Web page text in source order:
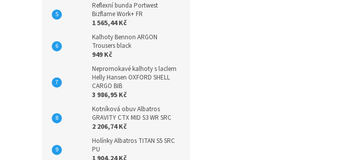
Reflexní bunda Portwest
Bizflame Work+ FR
1 565,44 Kč
Kalhoty Bennon ARGON
Trousers black
949 Kč
Nepromokavé kalhoty s laclem
Helly Hansen OXFORD SHELL
CARGO BIB
3 986,95 Kč
Kotníková obuv Albatros
GRAVITY CTX MID S3 WR SRC
2 206,74 Kč
Holínky Albatros TITAN S5 SRC
PU